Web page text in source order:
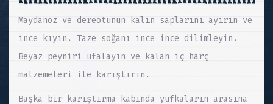
Maydanoz ve dereotunun kalın saplarını ayırın ve
ince kıyın. Taze soğanı ince ince dilimleyin.
Beyaz peyniri ufalayın ve kalan iç harç
malzemeleri ile karıştırın.
Başka bir karıştırma kabında yufkaların arasına